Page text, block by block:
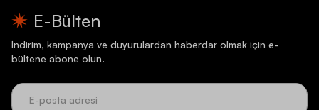
E-Bülten
İndirim, kampanya ve duyurulardan haberdar olmak için e-
bültene abone olun.